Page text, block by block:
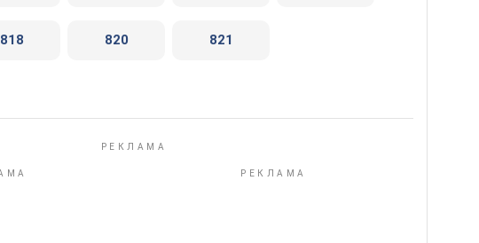
818 820 821